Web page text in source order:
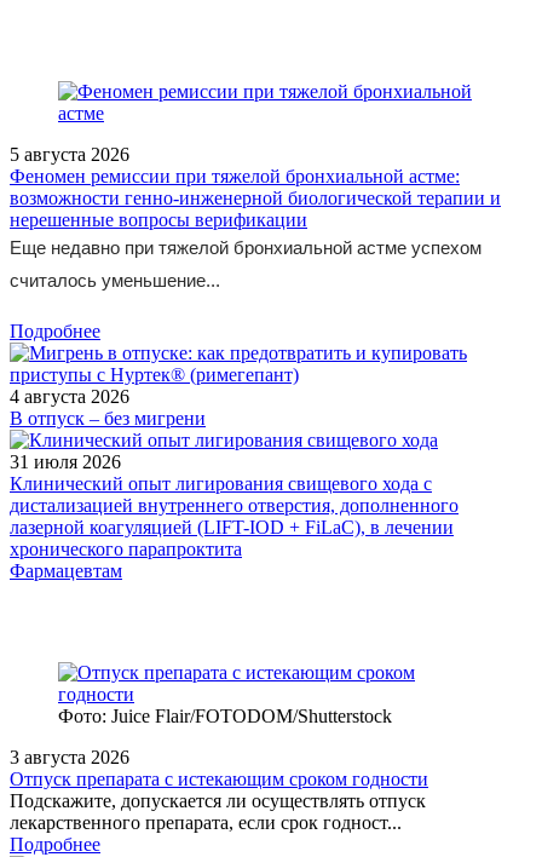
5 августа 2026
Феномен ремиссии при тяжелой бронхиальной астме:
возможности генно-инженерной биологической терапии и
нерешенные вопросы верификации
Еще недавно при тяжелой бронхиальной астме успехом
считалось уменьшение...
Подробнее
4 августа 2026
В отпуск – без мигрени
31 июля 2026
Клинический опыт лигирования свищевого хода с
дистализацией внутреннего отверстия, дополненного
лазерной коагуляцией (LIFT-IOD + FiLaC), в лечении
хронического парапроктита
Фармацевтам
Фото: Juice Flair/FOTODOM/Shutterstoсk
3 августа 2026
Отпуск препарата с истекающим сроком годности
Подскажите, допускается ли осуществлять отпуск
лекарственного препарата, если срок годност...
Подробнее